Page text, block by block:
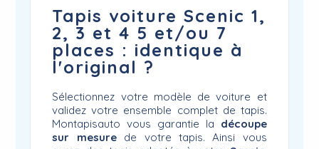
Tapis voiture Scenic 1,
2, 3 et 4 5 et/ou 7
places : identique à
l'original ?
Sélectionnez votre modèle de voiture et
validez votre ensemble complet de tapis.
Montapisauto vous garantie la découpe
sur mesurede votre tapis. Ainsi vous